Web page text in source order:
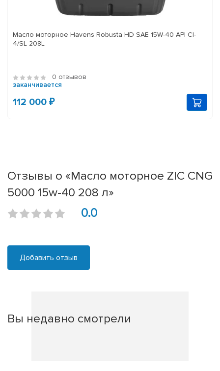
Масло моторное Havens Robusta HD SAE 15W-40 API CI-
4/SL 208L
0 отзывов
заканчивается
112 000 ₽
Отзывы о «Масло моторное ZIC CNG
5000 15w-40 208 л»
0.0
Добавить отзыв
Вы недавно смотрели